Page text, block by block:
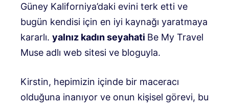
Güney Kaliforniya’daki evini terk etti ve
bugün kendisi için en iyi kaynağı yaratmaya
kararlı. yalnız kadın seyahati Be My Travel
Muse adlı web sitesi ve bloguyla.
Kirstin, hepimizin içinde bir maceracı
olduğuna inanıyor ve onun kişisel görevi, bu